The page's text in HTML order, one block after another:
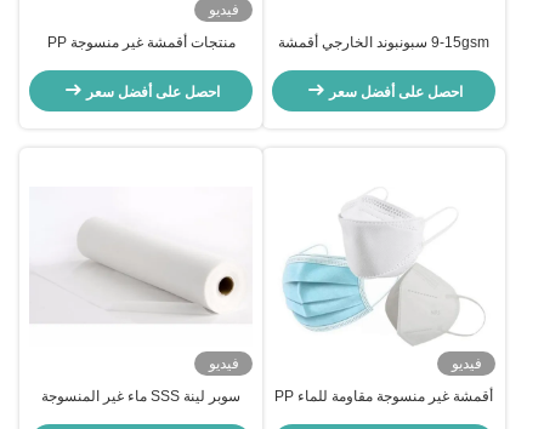
9-15gsm سبونبوند الخارجي أقمشة
احصل على أفضل سعر
فيديو
منتجات أقمشة غير منسوجة PP
احصل على أفضل سعر
فيديو
أقمشة غير منسوجة مقاومة للماء PP
فيديو
سوبر لينة SSS ماء غير المنسوجة